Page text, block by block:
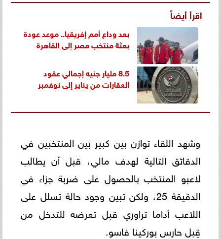
اقرأ أيضاً
بعد وداع أمم إفريقيا.. موعد عودة
بعثة منتخب مصر إلى القاهرة
8.5 مليار جنيه إجمالي عقود
العقارات من يناير إلى نوفمبر
وشهد اللقاء توازن بين كبير بين المنتخبين في
الدقائق التالية لهدف مالي، قبل أن يطالب
لاعبو المنتخب بالحصول على ضربة جزاء في
الدقيقة 25، ولكن تبين وجود حالة تسلل على
اللاعب أداما تراوري قبل تعرضه للتدخل من
قِبل حارس بوركينا فاسو.